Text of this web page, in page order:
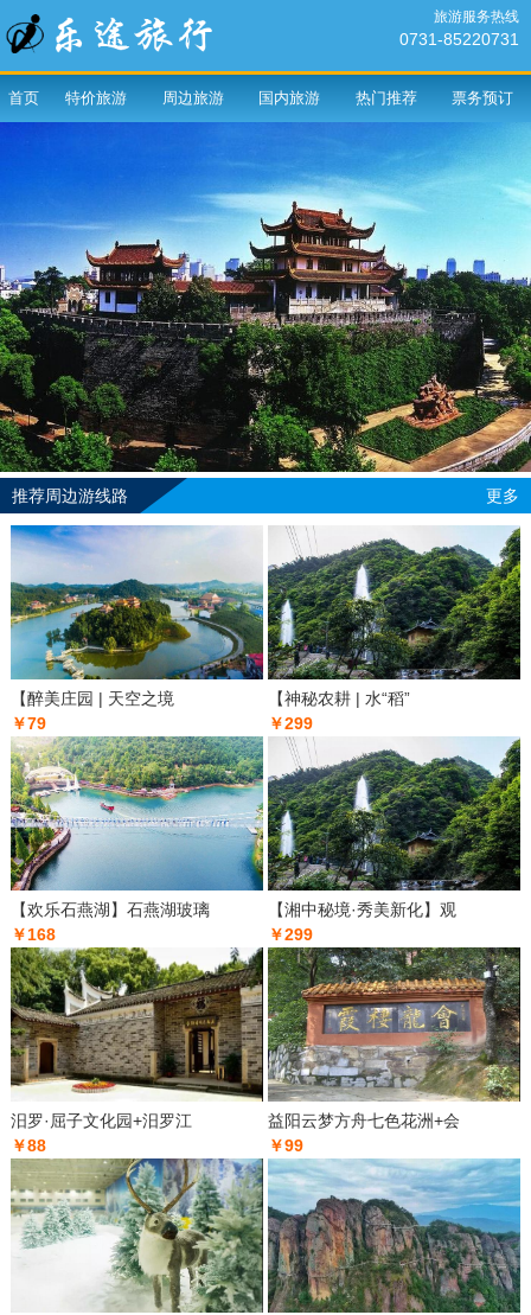
旅游服务热线
0731-85220731
首页 特价旅游 周边旅游 国内旅游 热门推荐 票务预订
推荐周边游线路 更多
【醉美庄园 | 天空之境
￥79
【神秘农耕 | 水“稻”
￥299
【欢乐石燕湖】石燕湖玻璃
￥168
【湘中秘境·秀美新化】观
￥299
汨罗·屈子文化园+汨罗江
￥88
益阳云梦方舟七色花洲+会
￥99